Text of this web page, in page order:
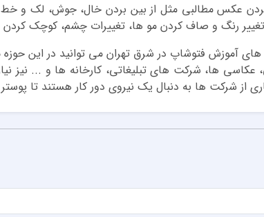
عکس مطالبی مثل از بین بردن خال، جوش، لک و خط
تغییر رنگ و صاف کردن مو ها، تغییرات چشم، کوچک
آموزش فتوشاپ در شرق تهران می توانید در این حوزه
عکاسی ها، شرکت های تبلیغاتی، کارخانه ها و ... نیز
از شرکت ها به دنبال یک نیروی دور کار هستند تا